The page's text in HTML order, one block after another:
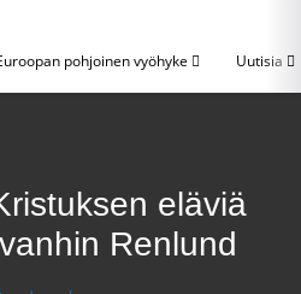
pohjoinen vyöhyke Uutisia
eläviä
Renlund